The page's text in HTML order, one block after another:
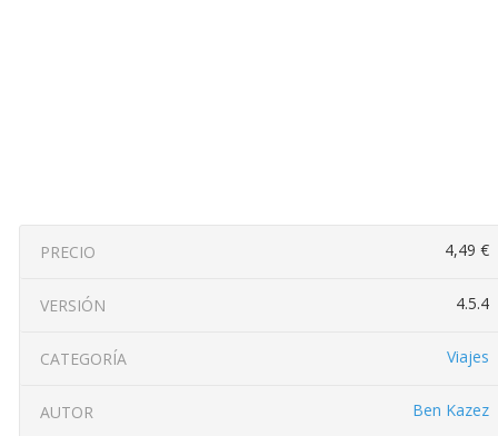
PRECIO 4,49 €
VERSIÓN 4.5.4
CATEGORÍA Viajes
AUTOR Ben Kazez